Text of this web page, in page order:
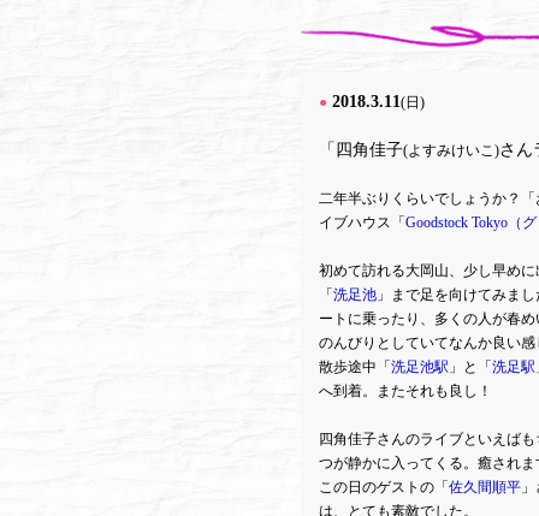
● 2018.3.11(日)
「四角佳子(よすみけいこ)さん
二年半ぶりくらいでしょうか？
イブハウス「 Goodstock Tokyo（
初めて訪れる大岡山、少し早め
「 洗足池 」まで足を向けてみま
ートに乗ったり、多くの人が春
のんびりとしていてなんか良い
散歩途中「 洗足池駅 」と「 洗足駅
へ到着。またそれも良し！
四角佳子さんのライブといえば
つが静かに入ってくる。癒されま
この日のゲストの「 佐久間順平
は、とても素敵でした。